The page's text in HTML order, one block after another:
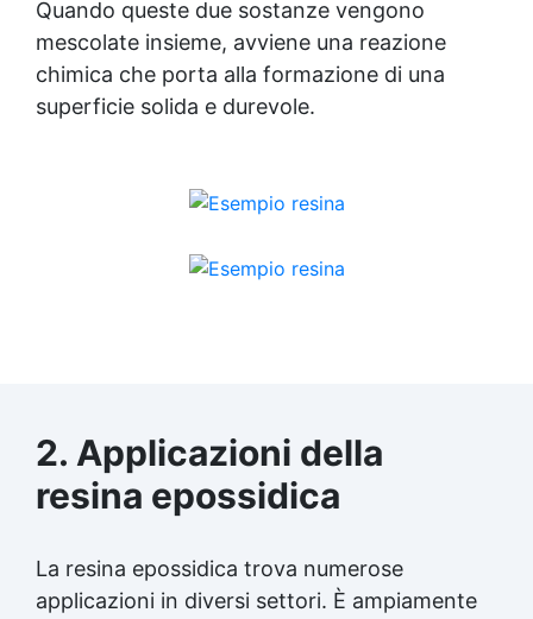
Quando queste due sostanze vengono
mescolate insieme, avviene una reazione
chimica che porta alla formazione di una
superficie solida e durevole.
2. Applicazioni della
resina epossidica
La resina epossidica trova numerose
applicazioni in diversi settori. È ampiamente